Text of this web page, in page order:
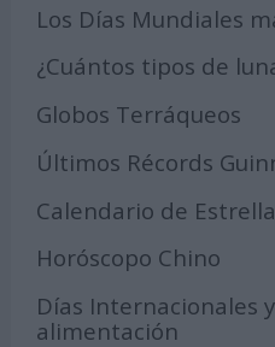
Los Días Mundiales
¿Cuántos tipos de
Globos Terráqueos
Últimos Récords
Calendario de
Horóscopo Chino
Días Internacionales
alimentación